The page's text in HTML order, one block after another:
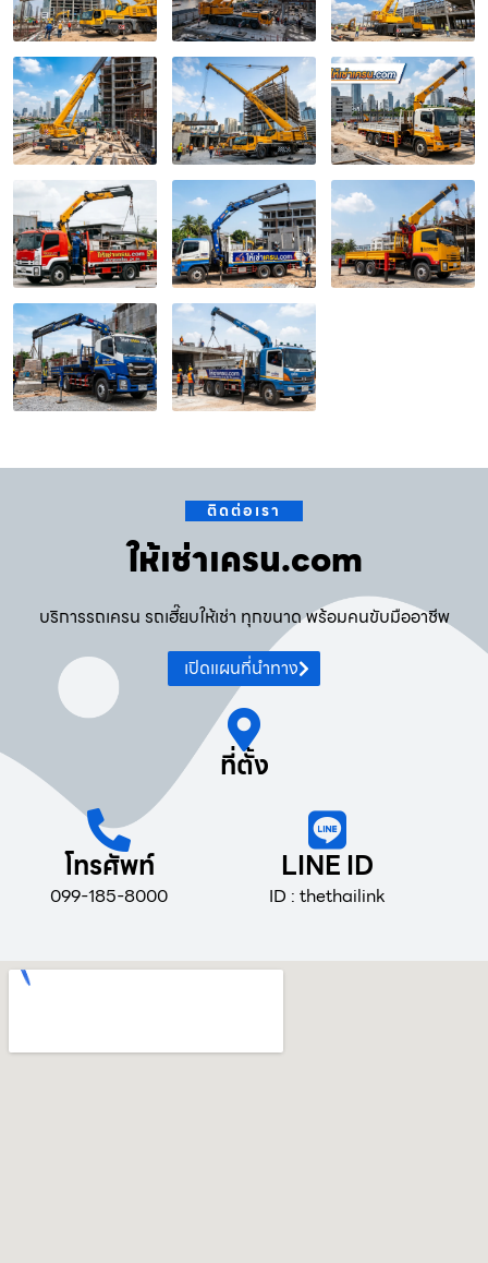
ติดต่อเรา
ให้เช่าเครน.com
บริการรถเครน รถเฮี๊ยบให้เช่า ทุกขนาด พร้อมคนขับมืออาชีพ
เปิดแผนที่นำทาง
ที่ตั้ง
โทรศัพท์
099-185-8000
LINE ID
ID : thethailink